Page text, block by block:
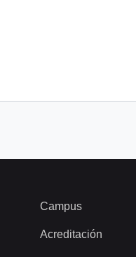
Campus
Acreditación